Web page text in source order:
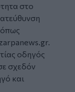
στο
οδηγός
σχεδόν
και